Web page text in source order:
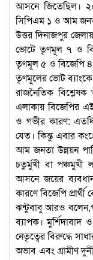
আসনে জিতেছিল।
সিপিএম ১ ও আম
উত্তর দিনাজপুর
ভোটে তৃণমূল ৭ ও
তৃণমূল ৫ ও বিজেপি
তৃণমূলের ভোট
রাজনৈতিক
এলাকায় বিজেপির
ও গভীর কারণ:
যেত। কিন্তু এবার
আম জনতা উন্নয়ন
চতুর্মুখী বা পঞ্চমুখী
আসনে জয়ের
কারণে বিজেপি প্রার্থী
ঝন্টুবাবু আরও
ব্যাপক।
নেতৃত্বের বিরুদ্ধে
অভাব এবং গ্রামীণ